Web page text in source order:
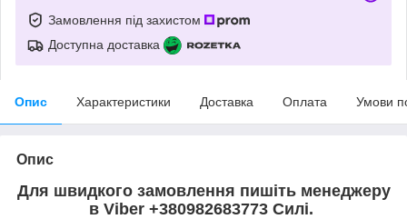
Замовлення під захистом
Доступна доставка
Опис Характеристики Доставка Оплата Умови
Опис
Для швидкого замовлення пишіть менеджеру
в Viber +380982683773 Силі.